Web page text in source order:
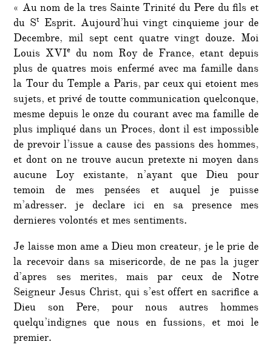
« Au nom de la tres Sainte Trinité du Pere du fils et
du St Esprit. Aujourd’hui vingt cinquieme jour de
Decembre, mil sept cent quatre vingt douze. Moi
Louis XVIe du nom Roy de France, etant depuis
plus de quatres mois enfermé avec ma famille dans
la Tour du Temple a Paris, par ceux qui etoient mes
sujets, et privé de toutte communication quelconque,
mesme depuis le onze du courant avec ma famille de
plus impliqué dans un Proces, dont il est impossible
de prevoir l’issue a cause des passions des hommes,
et dont on ne trouve aucun pretexte ni moyen dans
aucune Loy existante, n’ayant que Dieu pour
temoin de mes pensées et auquel je puisse
m’adresser. je declare ici en sa presence mes
dernieres volontés et mes sentiments.
Je laisse mon ame a Dieu mon createur, je le prie de
la recevoir dans sa misericorde, de ne pas la juger
d’apres ses merites, mais par ceux de Notre
Seigneur Jesus Christ, qui s’est offert en sacrifice a
Dieu son Pere, pour nous autres hommes
quelqu’indignes que nous en fussions, et moi le
premier.